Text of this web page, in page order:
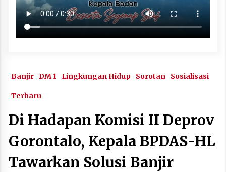
Banjir DM 1 Lingkungan Hidup Sorotan Sosialisasi
Terbaru
Di Hadapan Komisi II Deprov
Gorontalo, Kepala BPDAS-HL
Tawarkan Solusi Banjir